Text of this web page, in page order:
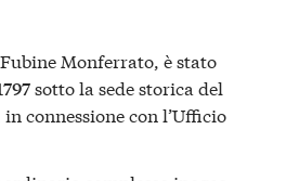
Monferrato, è stato
sotto la sede storica del
in connessione con l’Ufficio